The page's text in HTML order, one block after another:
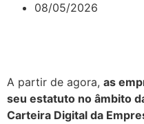
08/05/2026
A partir de agora, as
seu estatuto no âmbito
Carteira Digital da